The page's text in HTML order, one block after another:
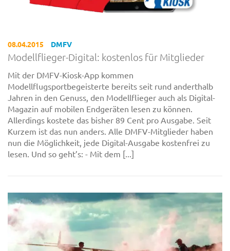
08.04.2015 DMFV
Modellflieger-Digital: kostenlos für Mitglieder
Mit der DMFV-Kiosk-App kommen
Modellflugsportbegeisterte bereits seit rund anderthalb
Jahren in den Genuss, den Modellflieger auch als Digital-
Magazin auf mobilen Endgeräten lesen zu können.
Allerdings kostete das bisher 89 Cent pro Ausgabe. Seit
Kurzem ist das nun anders. Alle DMFV-Mitglieder haben
nun die Möglichkeit, jede Digital-Ausgabe kostenfrei zu
lesen. Und so geht’s: - Mit dem [...]